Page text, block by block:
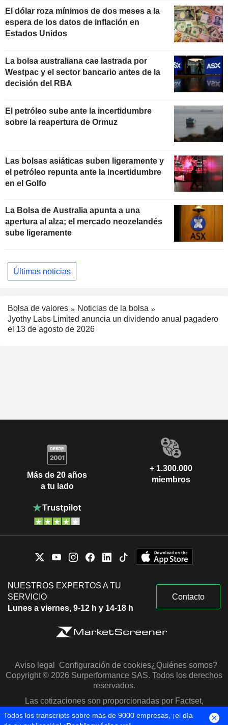
El dólar roza mínimos de dos meses a la
espera de los datos de inflación en
Estados Unidos
La bolsa australiana cae lastrada por
Westpac y el sector bancario antes de la
decisión del RBA
El petróleo sube ante la incertidumbre
sobre la reapertura de Ormuz
Las bolsas asiáticas suben ligeramente y
el petróleo repunta ante la incertidumbre
en el Golfo
La Bolsa de Australia apunta a una
apertura al alza; el mercado neozelandés
sube ligeramente
Últimas noticias
Bolsa de valores
Noticias de la bolsa
Jyothy Labs Limited anuncia un dividendo anual pagadero
el 13 de agosto de 2026
Más de 20 años
a tu lado
+ 1.300.000
miembros
NUESTROS EXPERTOS A TU
SERVICIO
Lunes a viernes, 9-12 h y 14-18 h
Contacto
Aviso legal Configuración de cookies¿Quiénes somos?
Copyright © 2026 Surperformance SAS. Todos los derechos
reservados.
Las cotizaciones son proporcionadas por Factset,
Morningstar y S&P Capital IQ
Todos los transcripts sobre más de 9000 empresas, ¡el día